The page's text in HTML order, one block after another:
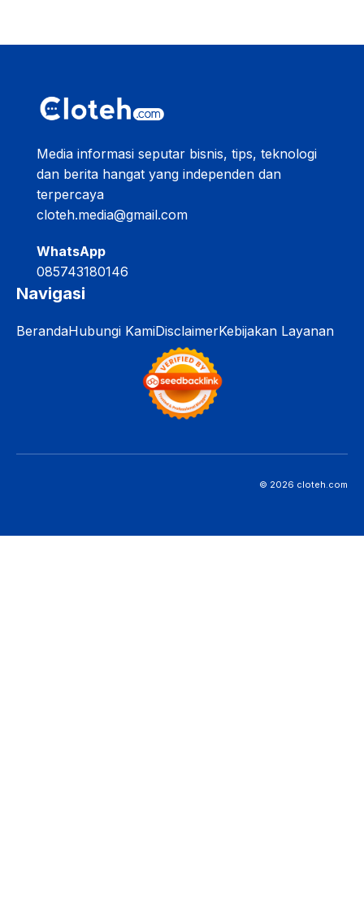
Media informasi seputar bisnis, tips, teknologi
dan berita hangat yang independen dan
terpercaya
cloteh.media@gmail.com
WhatsApp
085743180146
Navigasi
BerandaHubungi KamiDisclaimerKebijakan Layanan
© 2026 cloteh.com